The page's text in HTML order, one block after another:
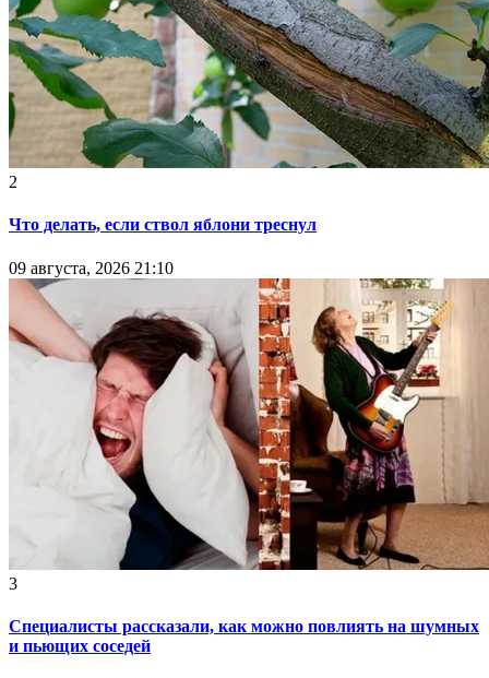
2
Что делать, если ствол яблони треснул
09 августа, 2026 21:10
3
Специалисты рассказали, как можно повлиять на шумных
и пьющих соседей